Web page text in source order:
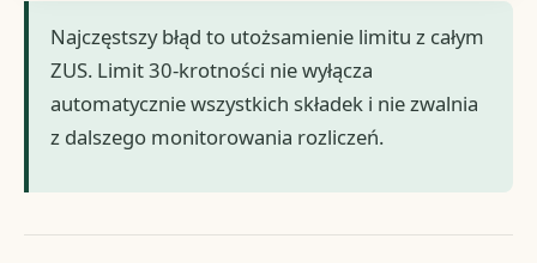
Najczęstszy błąd to utożsamienie limitu z całym
ZUS. Limit 30-krotności nie wyłącza
automatycznie wszystkich składek i nie zwalnia
z dalszego monitorowania rozliczeń.